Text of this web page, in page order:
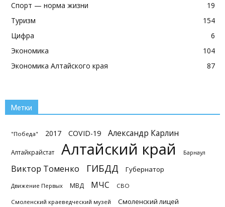
Спорт — норма жизни
19
Туризм
154
Цифра
6
Экономика
104
Экономика Алтайского края
87
Метки
"Победа" 2017 COVID-19 Александр Карлин
Алтайкрайстат Алтайский край Барнаул
Виктор Томенко ГИБДД Губернатор
Движение Первых МВД МЧС СВО
Смоленский краеведческий музей Смоленский лицей